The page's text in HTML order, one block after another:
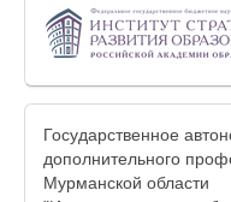
Государственное
дополнительного
Мурманской области